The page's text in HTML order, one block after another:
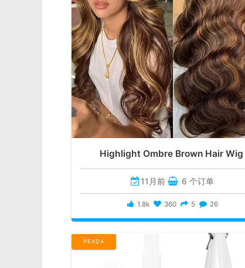
Highlight Ombre Brown Hair Wig
11月前 6 个订单
1.8k 360 5 26
PEXDA